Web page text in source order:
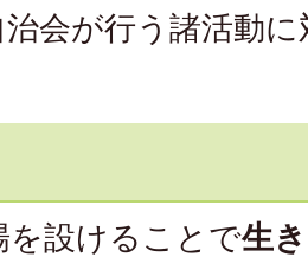
治会が行う諸活動
を設けることで生